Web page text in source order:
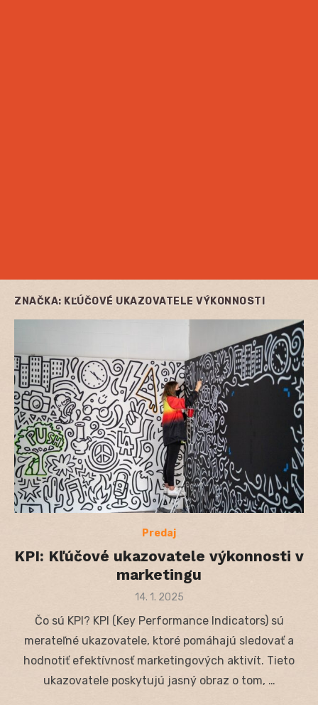
ZNAČKA: KĽÚČOVÉ UKAZOVATELE VÝKONNOSTI
Predaj
KPI: Kľúčové ukazovatele výkonnosti v
marketingu
Posted
14. 1. 2025
Čo sú KPI? KPI (Key Performance Indicators) sú
merateľné ukazovatele, ktoré pomáhajú sledovať a
hodnotiť efektívnosť marketingových aktivít. Tieto
ukazovatele poskytujú jasný obraz o tom, …